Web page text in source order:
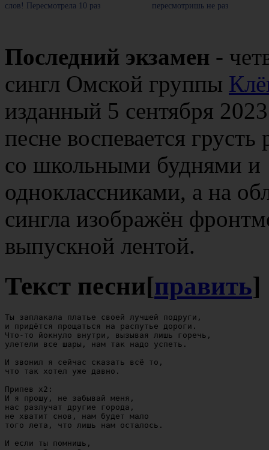
слов! Пересмотрела 10 раз
пересмотришь не раз
Последний экзамен -
сингл Омской группы
изданный 5 сентября
песне воспевается грусть
со школьными буднями и
одноклассниками, а на
сингла изображён
выпускной лентой.
Текст песни[править]
Ты заплакала платье своей лучшей подруги,
и придётся прощаться на распутье дороги.
Что-то йокнуло внутри, вызывая лишь горечь,
улетели все шары, нам так надо успеть.
И звонил я сейчас сказать всё то,
что так хотел уже давно.
Припев х2:
И я прошу, не забывай меня,
нас разлучат другие города,
не хватит снов, нам будет мало
того лета, что лишь нам осталось.
И если ты помнишь,